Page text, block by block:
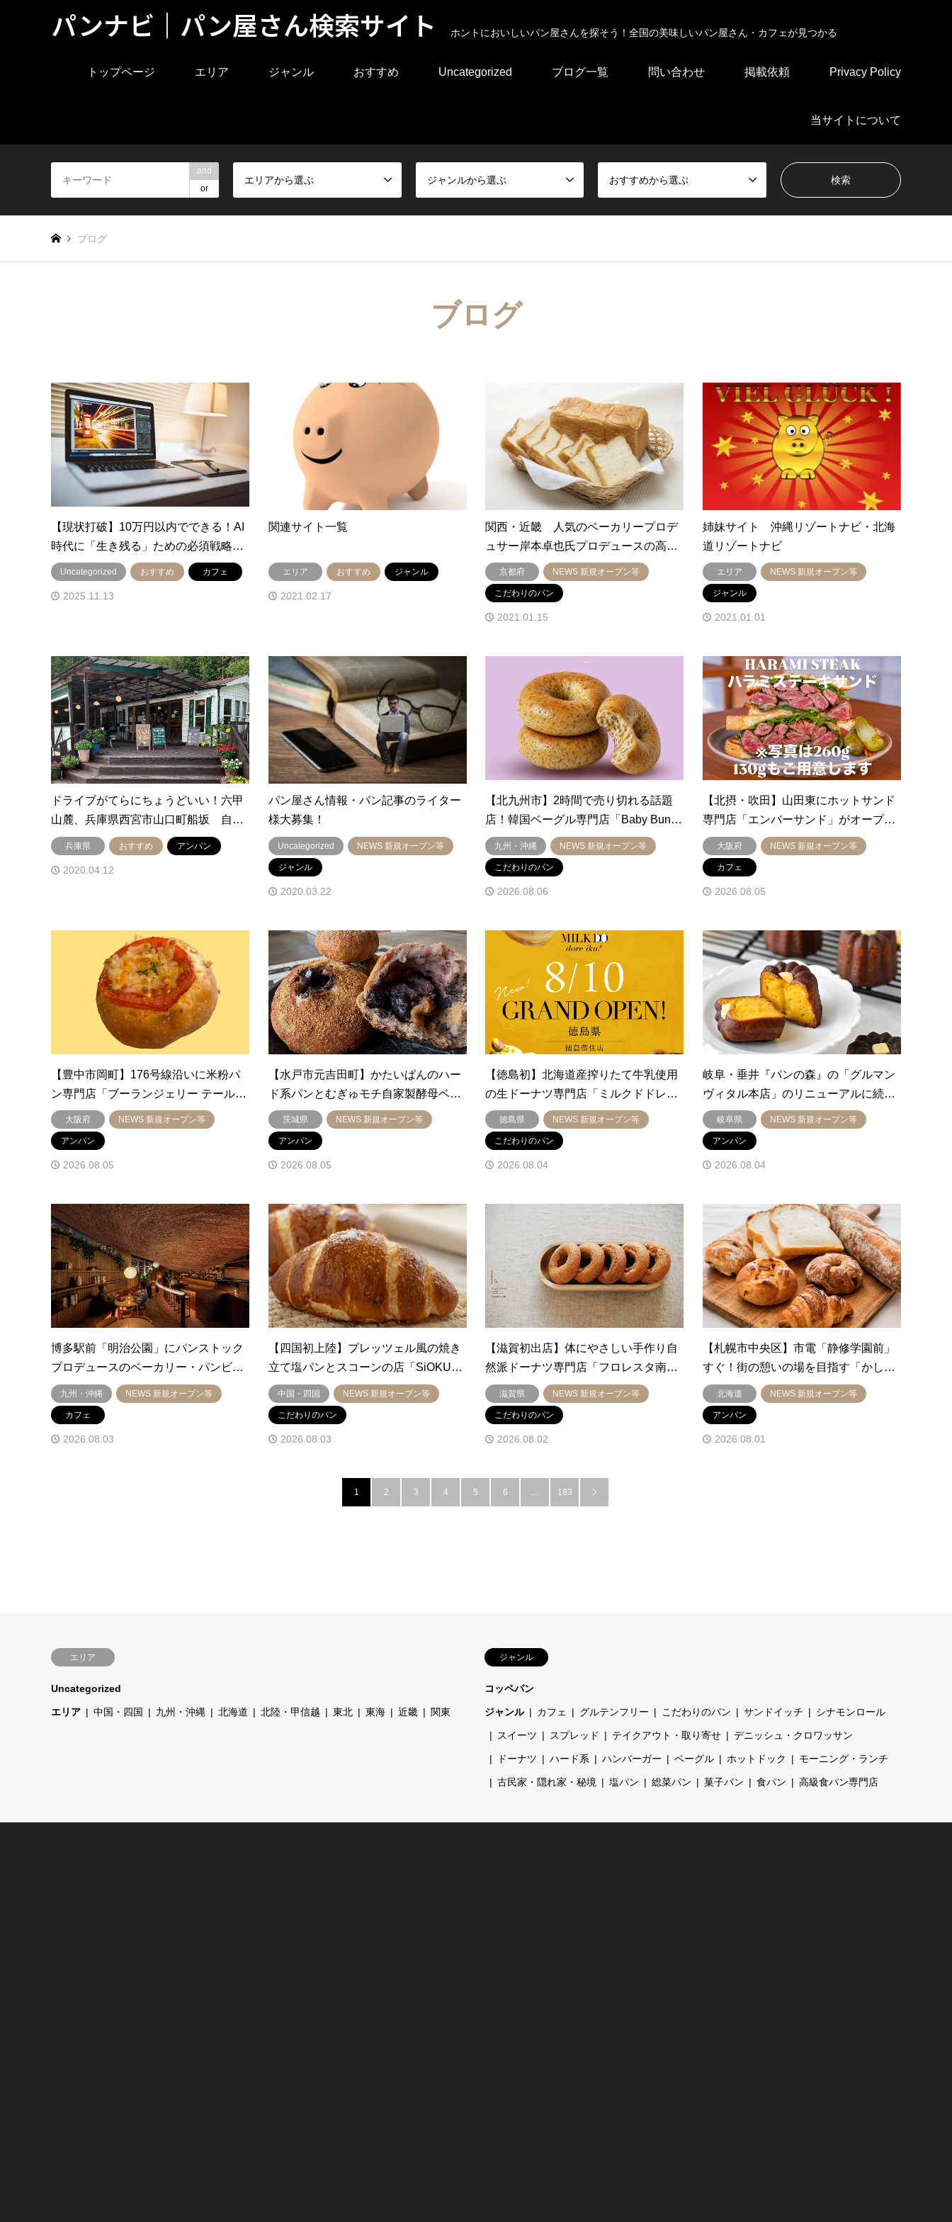
パンナビ｜パン屋さん検索サイト ホントにおいしいパン屋さんを探そう！全国の美味しいパン屋さん・カフェが見つかる
トップページ エリア ジャンル おすすめ Uncategorized ブログ一覧 問い合わせ 掲載依頼 Privacy Policy
当サイトについて
and
or
エリアから選ぶ ジャンルから選ぶ おすすめから選ぶ
ブログ
ブログ
【現状打破】10万円以内でできる！AI
時代に「生き残る」ための必須戦略…
Uncategorized おすすめ カフェ
2025.11.13
関連サイト一覧
エリア おすすめ ジャンル
2021.02.17
関西・近畿 人気のベーカリープロデ
ュサー岸本卓也氏プロデュースの高…
京都府 NEWS 新規オープン等
こだわりのパン
2021.01.15
姉妹サイト 沖縄リゾートナビ・北海
道リゾートナビ
エリア NEWS 新規オープン等
ジャンル
2021.01.01
ドライブがてらにちょうどいい！六甲
山麓、兵庫県西宮市山口町船坂 自…
兵庫県 おすすめ アンパン
2020.04.12
パン屋さん情報・パン記事のライター
様大募集！
Uncategorized NEWS 新規オープン等
ジャンル
2020.03.22
【北九州市】2時間で売り切れる話題
店！韓国ベーグル専門店「Baby Bun…
九州・沖縄 NEWS 新規オープン等
こだわりのパン
2026.08.06
【北摂・吹田】山田東にホットサンド
専門店「エンバーサンド」がオープ…
大阪府 NEWS 新規オープン等
カフェ
2026.08.05
【豊中市岡町】176号線沿いに米粉パ
ン専門店「ブーランジェリー テール…
大阪府 NEWS 新規オープン等
アンパン
2026.08.05
【水戸市元吉田町】かたいぱんのハー
ド系パンとむぎゅモチ自家製酵母ベ…
茨城県 NEWS 新規オープン等
アンパン
2026.08.05
【徳島初】北海道産搾りたて牛乳使用
の生ドーナツ専門店「ミルクドドレ…
徳島県 NEWS 新規オープン等
こだわりのパン
2026.08.04
岐阜・垂井『パンの森』の「グルマン
ヴィタル本店」のリニューアルに続…
岐阜県 NEWS 新規オープン等
アンパン
2026.08.04
博多駅前「明治公園」にパンストック
プロデュースのベーカリー・パンビ…
九州・沖縄 NEWS 新規オープン等
カフェ
2026.08.03
【四国初上陸】プレッツェル風の焼き
立て塩パンとスコーンの店「SiOKU…
中国・四国 NEWS 新規オープン等
こだわりのパン
2026.08.03
【滋賀初出店】体にやさしい手作り自
然派ドーナツ専門店「フロレスタ南…
滋賀県 NEWS 新規オープン等
こだわりのパン
2026.08.02
【札幌市中央区】市電「静修学園前」
すぐ！街の憩いの場を目指す「かし…
北海道 NEWS 新規オープン等
アンパン
2026.08.01
1 2 3 4 5 6 183 
エリア
Uncategorized
エリア 中国・四国 九州・沖縄 北海道 北陸・甲信越 東北 東海 近畿 関東
ジャンル
コッペパン
ジャンル カフェ グルテンフリー こだわりのパン サンドイッチ シナモンロール
スイーツ スプレッド テイクアウト・取り寄せ デニッシュ・クロワッサン
ドーナツ ハード系 ハンバーガー ベーグル ホットドック モーニング・ランチ
古民家・隠れ家・秘境 塩パン 総菜パン 菓子パン 食パン 高級食パン専門店